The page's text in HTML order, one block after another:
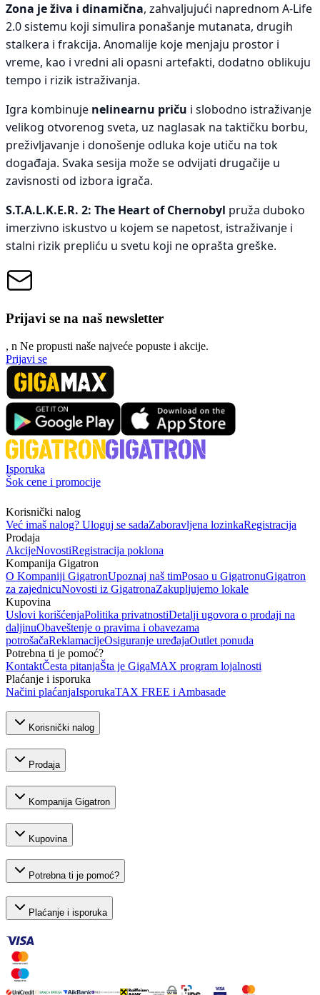
Zona je živa i dinamična, zahvaljujući naprednom A-Life
2.0 sistemu koji simulira ponašanje mutanata, drugih
stalkera i frakcija. Anomalije koje menjaju prostor i
vreme, kao i vredni ali opasni artefakti, dodatno oblikuju
tempo i rizik istraživanja.
Igra kombinuje nelinearnu priču i slobodno istraživanje
velikog otvorenog sveta, uz naglasak na taktičku borbu,
preživljavanje i donošenje odluka koje utiču na tok
događaja. Svaka sesija može se odvijati drugačije u
zavisnosti od izbora igrača.
S.T.A.L.K.E.R. 2: The Heart of Chernobyl pruža duboko
imerzivno iskustvo u kojem se napetost, istraživanje i
stalni rizik prepliću u svetu koji ne oprašta greške.
Prijavi se na naš newsletter
, n Ne propusti naše najveće popuste i akcije.
Prijavi se
Isporuka
Šok cene i promocije
Korisnički nalog
Već imaš nalog? Uloguj se sadaZaboravljena lozinkaRegistracija
Prodaja
AkcijeNovostiRegistracija poklona
Kompanija Gigatron
O Kompaniji GigatronUpoznaj naš timPosao u GigatronuGigatron
za zajednicuNovosti iz GigatronaZakupljujemo lokale
Kupovina
Uslovi korišćenjaPolitika privatnostiDetalji ugovora o prodaji na
daljinuObaveštenje o pravima i obavezama
potrošačaReklamacijeOsiguranje uređajaOutlet ponuda
Potrebna ti je pomoć?
KontaktČesta pitanjaŠta je GigaMAX program lojalnosti
Plaćanje i isporuka
Načini plaćanjaIsporukaTAX FREE i Ambasade
Korisnički nalog
Prodaja
Kompanija Gigatron
Kupovina
Potrebna ti je pomoć?
Plaćanje i isporuka